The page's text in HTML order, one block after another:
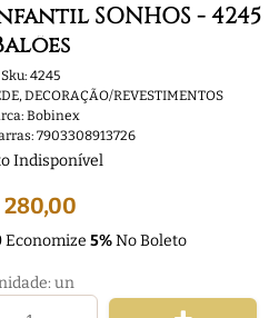
SONHOS - 4245
Sku: 4245
,DECORAÇÃO/REVESTIMENTOS
Bobinex
7903308913726
Indisponível
280,00
Economize 5%No Boleto
un